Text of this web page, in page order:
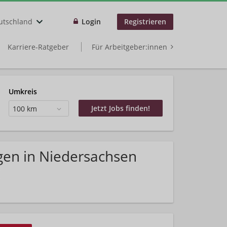
Login Registrieren
Karriere-Ratgeber Für Arbeitgeber:innen
Umkreis
100 km
in Niedersachsen